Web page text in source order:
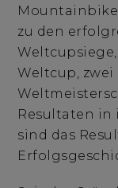
zu den
Weltcup,
Resultaten
sind das